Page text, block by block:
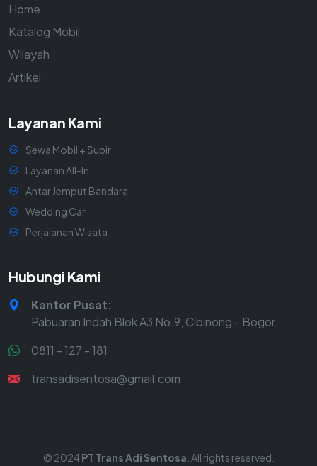
Home
Katalog Mobil
Wilayah
Artikel
Layanan Kami
Sewa Mobil + Supir
Layanan All-In
Antar Jemput Bandara
Wedding Car
Perjalanan Wisata
Hubungi Kami
Kantor Pusat:
Pabuaran Indah Blok A3 No.9, Cibinong - Bogor.
0811 - 127 - 181
transadisentosa@gmail.com
© 2024 PT Trans Adi Sentosa . All rights reserved.